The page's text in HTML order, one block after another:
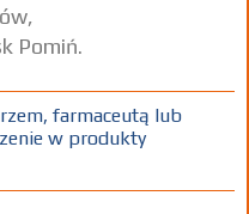
Pomiń.
farmaceutą lub
w produkty